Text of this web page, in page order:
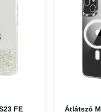
FE
Átlátszó